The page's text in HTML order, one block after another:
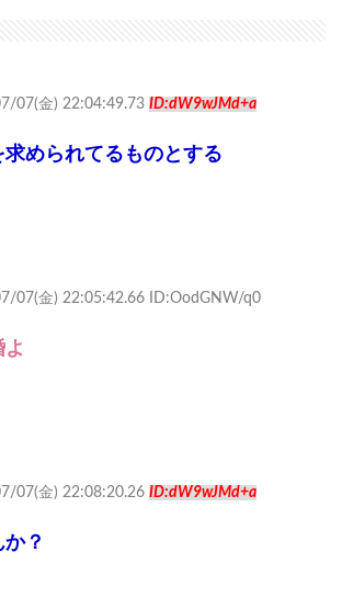
07(金) 22:04:49.73 ID:dW9wJMd+a
められてるものとする
07(金) 22:05:42.66 ID:OodGNW/q0
07(金) 22:08:20.26 ID:dW9wJMd+a
？